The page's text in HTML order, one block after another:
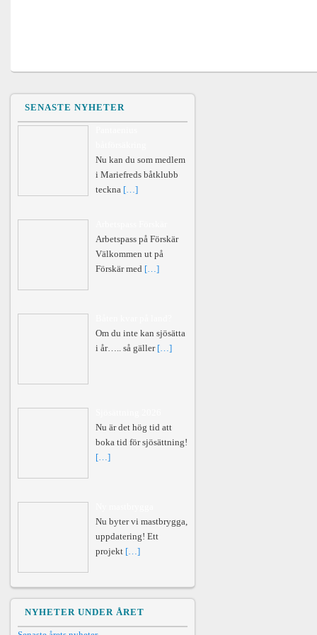
SENASTE NYHETER
Nu kan du som medlem
i Mariefreds båtklubb
teckna […]
Arbetspass på Förskär
Välkommen ut på
Förskär med […]
Om du inte kan sjösätta
i år….. så gäller […]
Nu är det hög tid att
boka tid för sjösättning!
[…]
Nu byter vi mastbrygga,
uppdatering! Ett
projekt […]
NYHETER UNDER ÅRET